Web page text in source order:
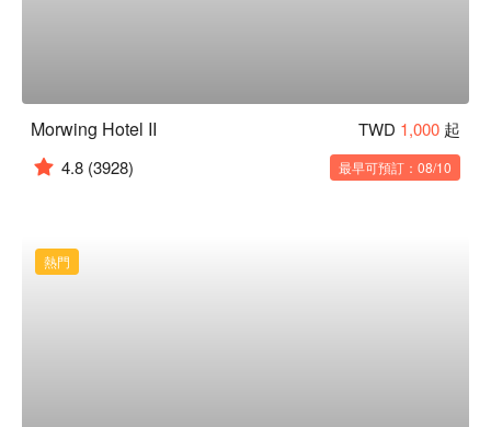
Morwing Hotel II TWD 1,000 起
4.8 (3928) 最早可預訂：08/10
熱門